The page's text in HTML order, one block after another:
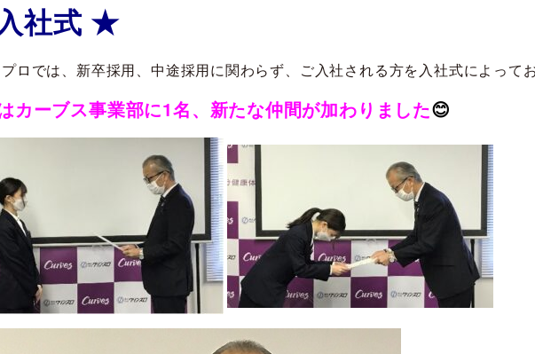
社式 ★
ロでは、新卒採用、中途採用に関わらず、ご入社される方を入社式によって
カーブス事業部に1名、新たな仲間が加わりました😊